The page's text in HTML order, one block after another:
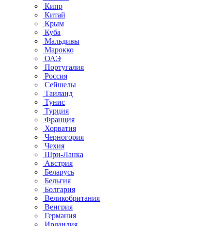
Кипр
Китай
Крым
Куба
Мальдивы
Марокко
ОАЭ
Португалия
Россия
Сейшелы
Таиланд
Тунис
Турция
Франция
Хорватия
Черногория
Чехия
Шри-Ланка
Австрия
Беларусь
Бельгия
Болгария
Великобритания
Венгрия
Германия
Ирландия